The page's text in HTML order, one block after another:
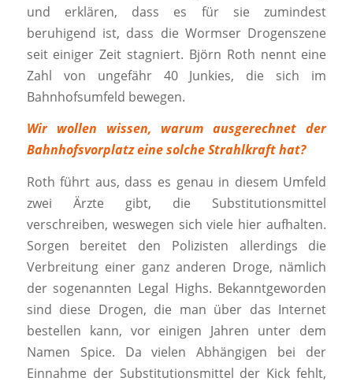
und erklären, dass es für sie zumindest
beruhigend ist, dass die Wormser Drogenszene
seit einiger Zeit stagniert. Björn Roth nennt eine
Zahl von ungefähr 40 Junkies, die sich im
Bahnhofsumfeld bewegen.
Wir wollen wissen, warum ausgerechnet der
Bahnhofsvorplatz eine solche Strahlkraft hat?
Roth führt aus, dass es genau in diesem Umfeld
zwei Ärzte gibt, die Substitutionsmittel
verschreiben, weswegen sich viele hier aufhalten.
Sorgen bereitet den Polizisten allerdings die
Verbreitung einer ganz anderen Droge, nämlich
der sogenannten Legal Highs. Bekanntgeworden
sind diese Drogen, die man über das Internet
bestellen kann, vor einigen Jahren unter dem
Namen Spice. Da vielen Abhängigen bei der
Einnahme der Substitutionsmittel der Kick fehlt,